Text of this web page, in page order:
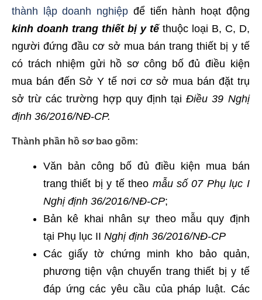
thành lập doanh nghiệp để tiến hành hoạt động
kinh doanh trang thiết bị y tếthuộc loại B, C, D,
người đứng đầu cơ sở mua bán trang thiết bị y tế
có trách nhiệm gửi hồ sơ công bố đủ điều kiện
mua bán đến Sở Y tế nơi cơ sở mua bán đặt trụ
sở trừ các trường hợp quy định tạiĐiều 39 Nghị
định 36/2016/NĐ-CP.
Thành phần hồ sơ bao gồm:
Văn bản công bố đủ điều kiện mua bán
trang thiết bị y tế theo mẫu số 07 Phụ lục I
Nghị định 36/2016/NĐ-CP;
Bản kê khai nhân sự theo mẫu quy định
tại Phụ lục II Nghị định 36/2016/NĐ-CP
Các giấy tờ chứng minh kho bảo quản,
phương tiện vận chuyển trang thiết bị y tế
đáp ứng các yêu cầu của pháp luật. Các